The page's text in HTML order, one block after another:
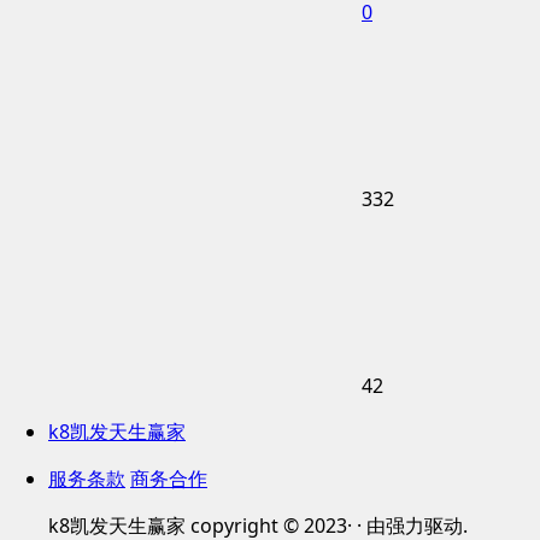
0
332
42
k8凯发天生赢家
服务条款 商务合作
k8凯发天生赢家 copyright © 2023· · 由强力驱动.